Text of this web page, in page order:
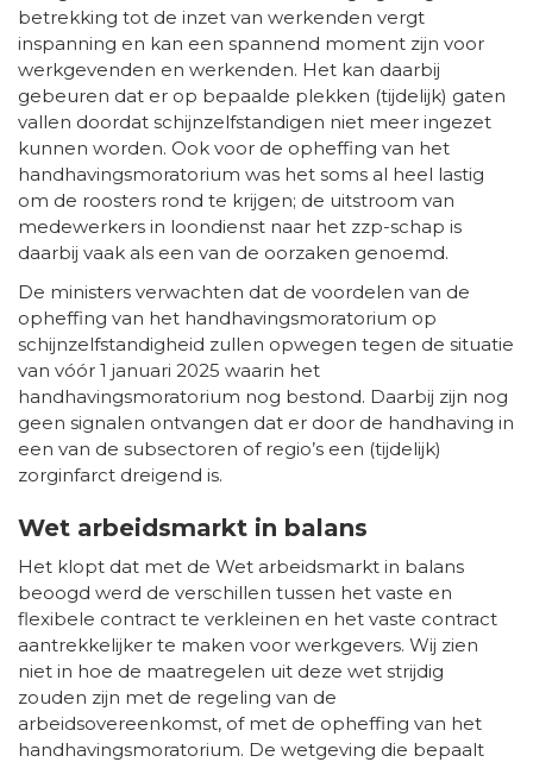
betrekking tot de inzet van werkenden vergt
inspanning en kan een spannend moment zijn voor
werkgevenden en werkenden. Het kan daarbij
gebeuren dat er op bepaalde plekken (tijdelijk) gaten
vallen doordat schijnzelfstandigen niet meer ingezet
kunnen worden. Ook voor de opheffing van het
handhavingsmoratorium was het soms al heel lastig
om de roosters rond te krijgen; de uitstroom van
medewerkers in loondienst naar het zzp-schap is
daarbij vaak als een van de oorzaken genoemd.
De ministers verwachten dat de voordelen van de
opheffing van het handhavingsmoratorium op
schijnzelfstandigheid zullen opwegen tegen de situatie
van vóór 1 januari 2025 waarin het
handhavingsmoratorium nog bestond. Daarbij zijn nog
geen signalen ontvangen dat er door de handhaving in
een van de subsectoren of regio’s een (tijdelijk)
zorginfarct dreigend is.
Wet arbeidsmarkt in balans
Het klopt dat met de Wet arbeidsmarkt in balans
beoogd werd de verschillen tussen het vaste en
flexibele contract te verkleinen en het vaste contract
aantrekkelijker te maken voor werkgevers. Wij zien
niet in hoe de maatregelen uit deze wet strijdig
zouden zijn met de regeling van de
arbeidsovereenkomst, of met de opheffing van het
handhavingsmoratorium. De wetgeving die bepaalt